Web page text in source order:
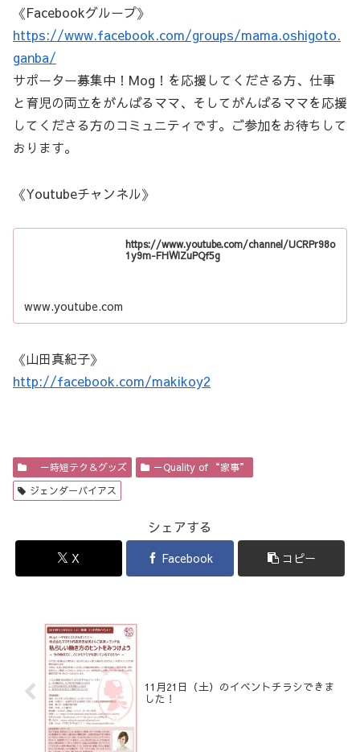
《Facebookグループ》
https://www.facebook.com/groups/mama.oshigoto.
ganba/
サポーター募集中！Mog！を応援してくださる方、仕事
と育児の両立をがんばるママ、そしてがんばるママを応援
してくださる方のコミュニティです。ご参加をお待ちして
おります。
《Youtubeチャンネル》
https://www.youtube.com/channel/UCRPr98o
1y9m-FHWIZuPQf5g
www.youtube.com
《山田真紀子》
http://facebook.com/makikoy2
－時短テク＆グッズ
－Quality of “家事”
ジェンダーバイアス
シェアする
X Facebook コピー
11月21日（土）のイベントチラシできま
した！